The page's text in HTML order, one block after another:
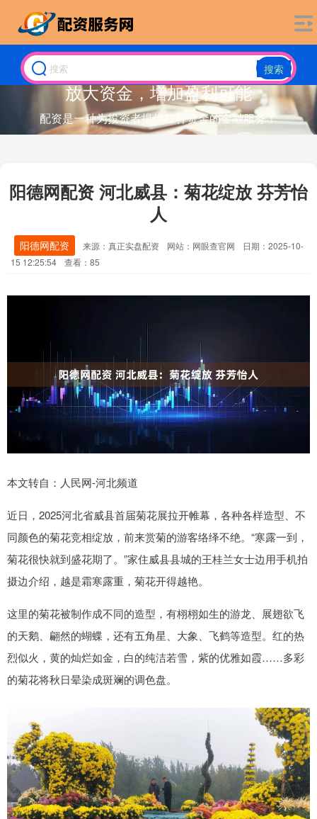
搜索
放大资金，增加盈利可能
配资是一种为投资者提供杠杆资金的金融服务！
阳德网配资 河北威县：菊花绽放 芬芳怡
人
阳德网配资 来源：真正实盘配资 网站：网眼查官网
日期：2025-10-
15 12:25:54
查看：85
本文转自：人民网-河北频道
近日，2025河北省威县首届菊花展拉开帷幕，各种各样造型、不
同颜色的菊花竞相绽放，前来赏菊的游客络绎不绝。“寒露一到，
菊花很快就到盛花期了。”家住威县县城的王桂兰女士边用手机拍
摄边介绍，越是霜寒露重，菊花开得越艳。
这里的菊花被制作成不同的造型，有栩栩如生的游龙、展翅欲飞
的天鹅、翩然的蝴蝶，还有五角星、大象、飞鹤等造型。红的热
烈似火，黄的灿烂如金，白的纯洁若雪，紫的优雅如霞……多彩
的菊花将秋日晕染成斑斓的调色盘。